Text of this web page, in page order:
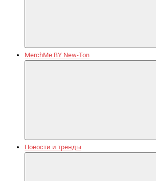
MerchMe BY New-Ton
Новости и тренды